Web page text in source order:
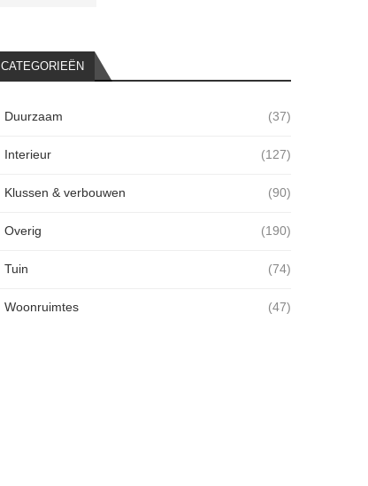
CATEGORIEËN
Duurzaam (37)
Interieur (127)
Klussen & verbouwen (90)
Overig (190)
Tuin (74)
Woonruimtes (47)